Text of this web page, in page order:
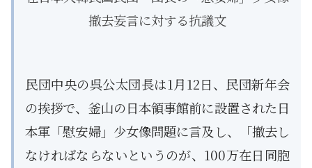
撤去妄言に対する抗議文
民団中央の呉公太団長は1月12日、民団新年会
の挨拶で、釜山の日本領事館前に設置された日
本軍「慰安婦」少女像問題に言及し、「撤去し
なければならないというのが、100万在日同胞